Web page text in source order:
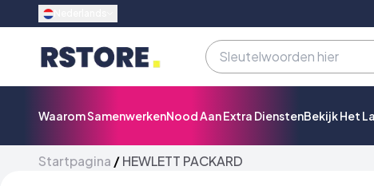
Waarom SamenwerkenNood Aan Extra DienstenBekijk Het
Startpagina /HEWLETT PACKARD